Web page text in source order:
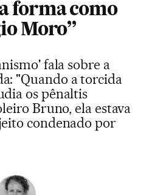
forma como
Moro”
fala sobre a
"Quando a torcida
os pênaltis
Bruno, ela estava
condenado por